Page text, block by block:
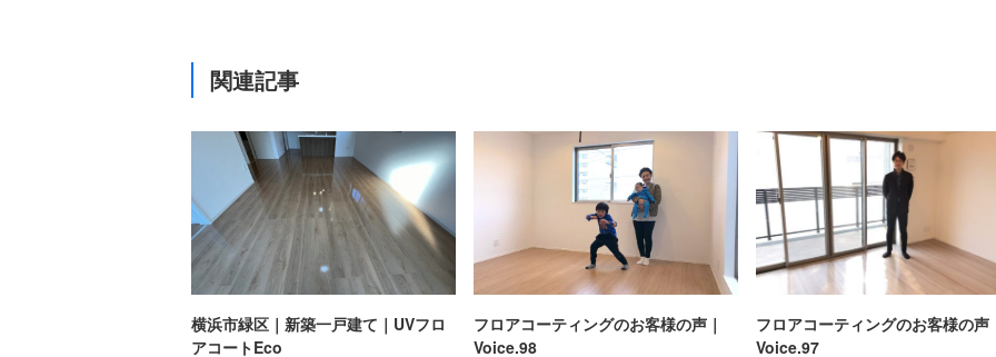
関連記事
横浜市緑区｜新築一戸建て｜UVフロ
アコートEco
フロアコーティングのお客様の声｜
Voice.98
フロアコーティングのお客様の声
Voice.97